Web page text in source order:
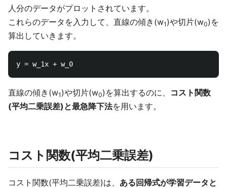
人分のデータがプロットされています。
これらのデータを入力して、直線の傾き(w1 )や切片(w0)を
算出していきます。
直線の傾き(w1 )や切片(w0)を算出するのに、 コスト関数
(平均二乗誤差)と最急降下法を用います。
コスト関数(平均二乗誤差)
コスト関数(平均二乗誤差)は、 ある回帰式が学習データと